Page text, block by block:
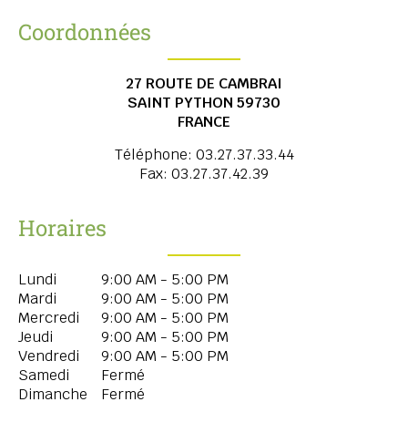
Coordonnées
27 ROUTE DE CAMBRAI
SAINT PYTHON 59730
FRANCE
Téléphone: 03.27.37.33.44
Fax: 03.27.37.42.39
Horaires
Lundi
9:00 AM - 5:00 PM
Mardi
9:00 AM - 5:00 PM
Mercredi
9:00 AM - 5:00 PM
Jeudi
9:00 AM - 5:00 PM
Vendredi
9:00 AM - 5:00 PM
Samedi
Fermé
Dimanche
Fermé